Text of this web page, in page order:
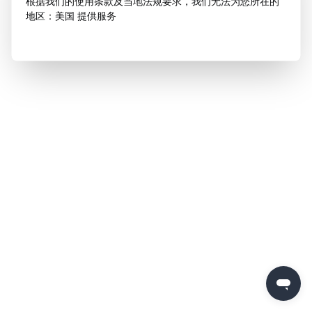
地区：美国 提供服务